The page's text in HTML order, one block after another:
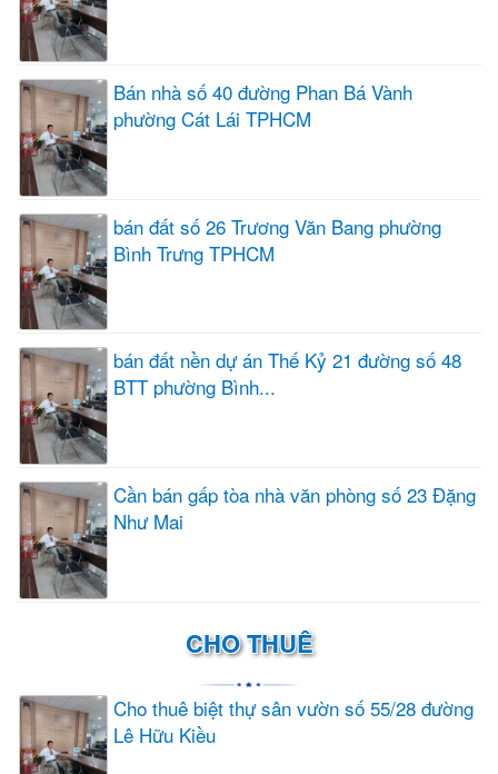
Bán nhà số 40 đường Phan Bá Vành
phường Cát Lái TPHCM
bán đất số 26 Trương Văn Bang phường
Bình Trưng TPHCM
bán đất nền dự án Thế Kỷ 21 đường số 48
BTT phường Bình...
Cần bán gấp tòa nhà văn phòng số 23 Đặng
Như Mai
CHO THUÊ
Cho thuê biệt thự sân vườn số 55/28 đường
Lê Hữu Kiều